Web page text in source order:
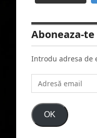
Aboneaza-te
Introdu adresa de
Adresă
email
OK